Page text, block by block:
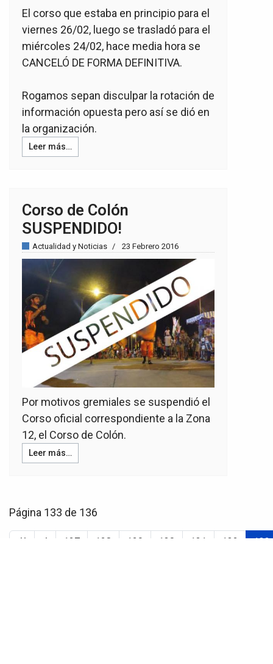
El corso que estaba en principio para el
viernes 26/02, luego se trasladó para el
miércoles 24/02, hace media hora se
CANCELÓ DE FORMA DEFINITIVA.
Rogamos sepan disculpar la rotación de
información opuesta pero así se dió en
la organización.
Leer más…
Corso de Colón
SUSPENDIDO!
Actualidad y Noticias 23 Febrero 2016
Por motivos gremiales se suspendió el
Corso oficial correspondiente a la Zona
12, el Corso de Colón.
Leer más…
Página 133 de 136
127 128 129 130 131 132 133